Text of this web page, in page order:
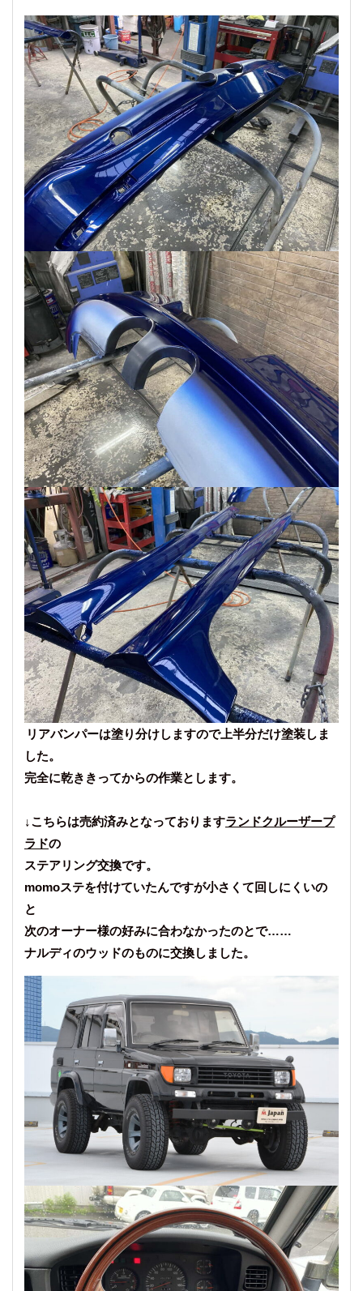
リアバンパーは塗り分けしますので上半分だけ塗装しま
した。
完全に乾ききってからの作業とします。
↓こちらは売約済みとなっておりますランドクルーザープ
ラドの
ステアリング交換です。
momoステを付けていたんですが小さくて回しにくいの
と
次のオーナー様の好みに合わなかったのとで……
ナルディのウッドのものに交換しました。